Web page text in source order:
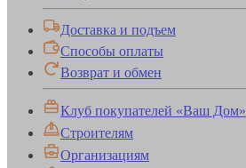
Доставка и подъем
Способы оплаты
Возврат и обмен
Клуб покупателей «Ваш Дом»
Строителям
Организациям